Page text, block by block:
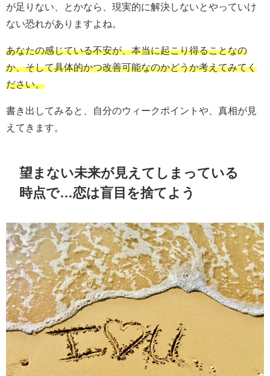
が足りない、とかなら、現実的に解決しないとやっていけ
ない恐れがありますよね。
あなたの感じている不安が、本当に起こり得ることなの
か、そして具体的かつ改善可能なのかどうか考えてみてく
ださい。
書き出してみると、自分のウィークポイントや、真相が見
えてきます。
望まない未来が見えてしまっている
時点で…恋は盲目を捨てよう